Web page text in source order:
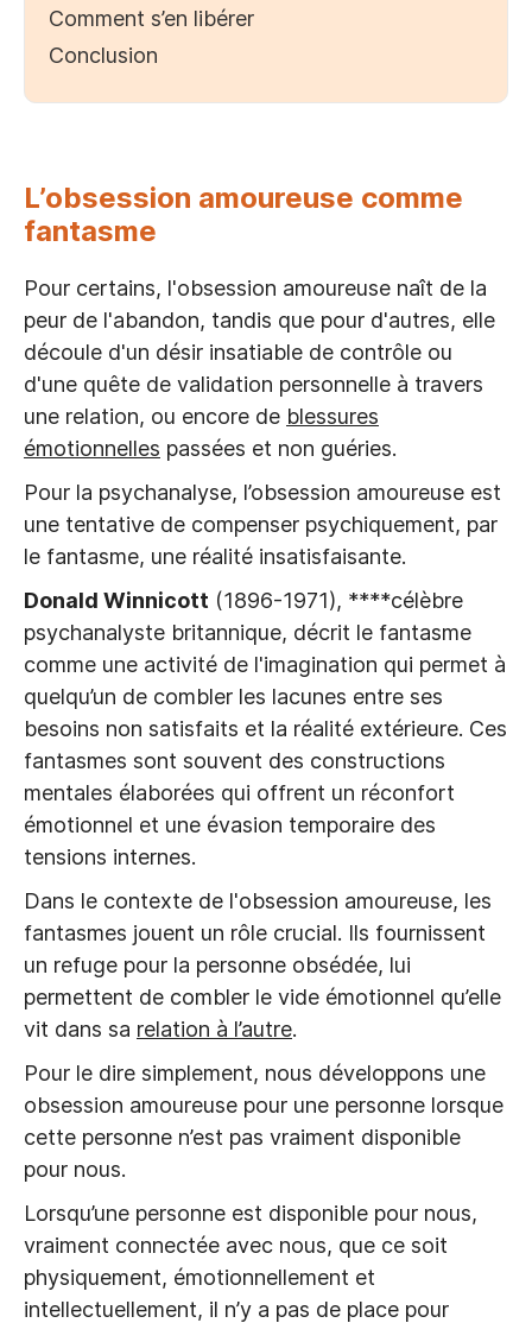
Comment s’en libérer
Conclusion
L’obsession amoureuse comme
fantasme
Pour certains, l'obsession amoureuse naît de la
peur de l'abandon, tandis que pour d'autres, elle
découle d'un désir insatiable de contrôle ou
d'une quête de validation personnelle à travers
une relation, ou encore de blessures
émotionnelles passées et non guéries.
Pour la psychanalyse, l’obsession amoureuse est
une tentative de compenser psychiquement, par
le fantasme, une réalité insatisfaisante.
Donald Winnicott (1896-1971), ****célèbre
psychanalyste britannique, décrit le fantasme
comme une activité de l'imagination qui permet à
quelqu’un de combler les lacunes entre ses
besoins non satisfaits et la réalité extérieure. Ces
fantasmes sont souvent des constructions
mentales élaborées qui offrent un réconfort
émotionnel et une évasion temporaire des
tensions internes.
Dans le contexte de l'obsession amoureuse, les
fantasmes jouent un rôle crucial. Ils fournissent
un refuge pour la personne obsédée, lui
permettent de combler le vide émotionnel qu’elle
vit dans sa relation à l’autre.
Pour le dire simplement, nous développons une
obsession amoureuse pour une personne lorsque
cette personne n’est pas vraiment disponible
pour nous.
Lorsqu’une personne est disponible pour nous,
vraiment connectée avec nous, que ce soit
physiquement, émotionnellement et
intellectuellement, il n’y a pas de place pour